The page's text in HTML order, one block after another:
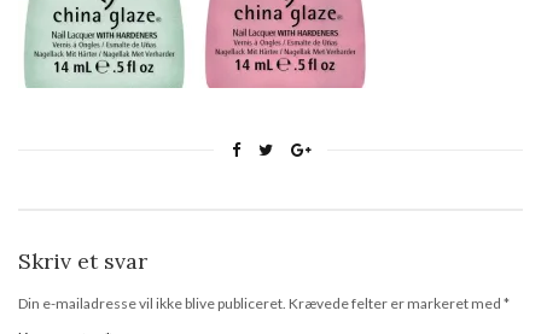
Skriv et svar
Din e-mailadresse vil ikke blive publiceret. Krævede felter er markeret med *